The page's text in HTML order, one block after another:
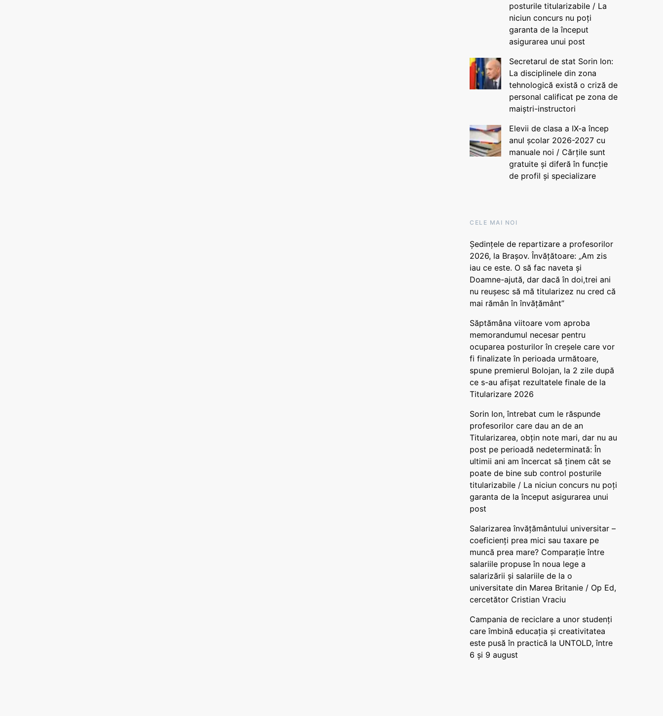
posturile titularizabile / La
niciun concurs nu poți
garanta de la început
asigurarea unui post
Secretarul de stat Sorin Ion:
La disciplinele din zona
tehnologică există o criză de
personal calificat pe zona de
maiștri-instructori
Elevii de clasa a IX-a încep
anul școlar 2026-2027 cu
manuale noi / Cărțile sunt
gratuite și diferă în funcție
de profil și specializare
CELE MAI NOI
Ședințele de repartizare a profesorilor
2026, la Brașov. Învățătoare: „Am zis
iau ce este. O să fac naveta și
Doamne-ajută, dar dacă în doi,trei ani
nu reușesc să mă titularizez nu cred că
mai rămân în învățământ”
Săptămâna viitoare vom aproba
memorandumul necesar pentru
ocuparea posturilor în creșele care vor
fi finalizate în perioada următoare,
spune premierul Bolojan, la 2 zile după
ce s-au afișat rezultatele finale de la
Titularizare 2026
Sorin Ion, întrebat cum le răspunde
profesorilor care dau an de an
Titularizarea, obțin note mari, dar nu au
post pe perioadă nedeterminată: În
ultimii ani am încercat să ținem cât se
poate de bine sub control posturile
titularizabile / La niciun concurs nu poți
garanta de la început asigurarea unui
post
Salarizarea învățământului universitar –
coeficienți prea mici sau taxare pe
muncă prea mare? Comparație între
salariile propuse în noua lege a
salarizării și salariile de la o
universitate din Marea Britanie / Op Ed,
cercetător Cristian Vraciu
Campania de reciclare a unor studenți
care îmbină educația și creativitatea
este pusă în practică la UNTOLD, între
6 și 9 august